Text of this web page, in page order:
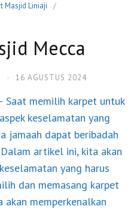
Masjid Liniaji
Mecca
· 16 AGUSTUS 2024
Saat memilih karpet untuk
keselamatan yang
jamaah dapat beribadah
artikel ini, kita akan
yang harus
dan memasang karpet
akan memperkenalkan